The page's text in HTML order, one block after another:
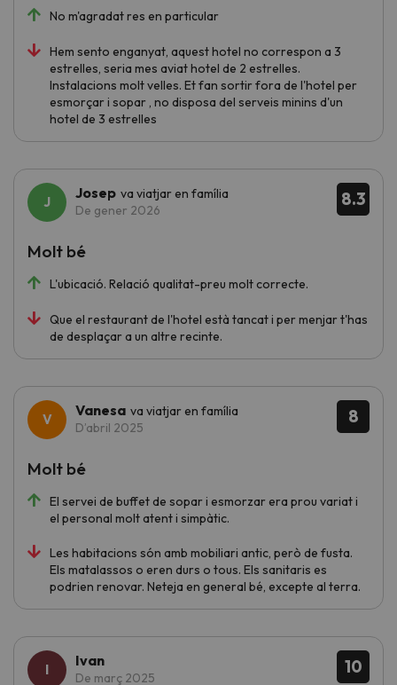
No m'agradat res en particular
Hem sento enganyat, aquest hotel no correspon a 3
estrelles, seria mes aviat hotel de 2 estrelles.
Instalacions molt velles. Et fan sortir fora de l'hotel per
esmorçar i sopar , no disposa del serveis minins d'un
hotel de 3 estrelles
8.3
Josep va viatjar en família
De gener 2026
L'ubicació. Relació qualitat-preu molt correcte.
Que el restaurant de l'hotel està tancat i per menjar t'has
de desplaçar a un altre recinte.
Molt bé
8
Vanesa va viatjar en família
D’abril 2025
El servei de buffet de sopar i esmorzar era prou variat i
el personal molt atent i simpàtic.
Les habitacions són amb mobiliari antic, però de fusta.
Els matalassos o eren durs o tous. Els sanitaris es
podrien renovar. Neteja en general bé, excepte al terra.
Molt bé
10
Ivan
De març 2025